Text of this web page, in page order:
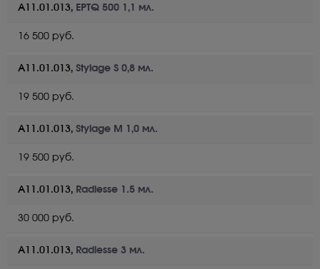
А11.01.013, EPTQ 500 1,1 мл.
16 500 руб.
А11.01.013, Stylage S 0,8 мл.
19 500 руб.
А11.01.013, Stylage M 1,0 мл.
19 500 руб.
А11.01.013, Radiesse 1.5 мл.
30 000 руб.
А11.01.013, Radiesse 3 мл.